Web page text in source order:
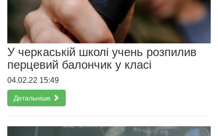
У черкаській школі учень розпилив
перцевий балончик у класі
04.02.22 15:49
Детальніше